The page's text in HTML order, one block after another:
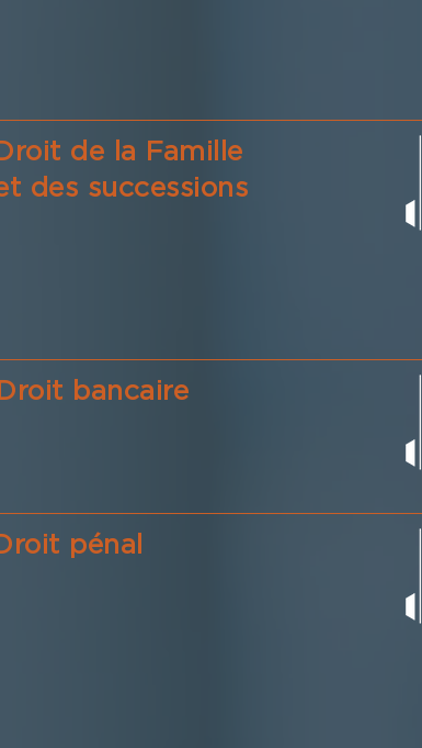
Droit de la Famille
des successions
Droit bancaire
pénal